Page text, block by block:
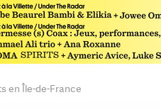
en Île-de-France